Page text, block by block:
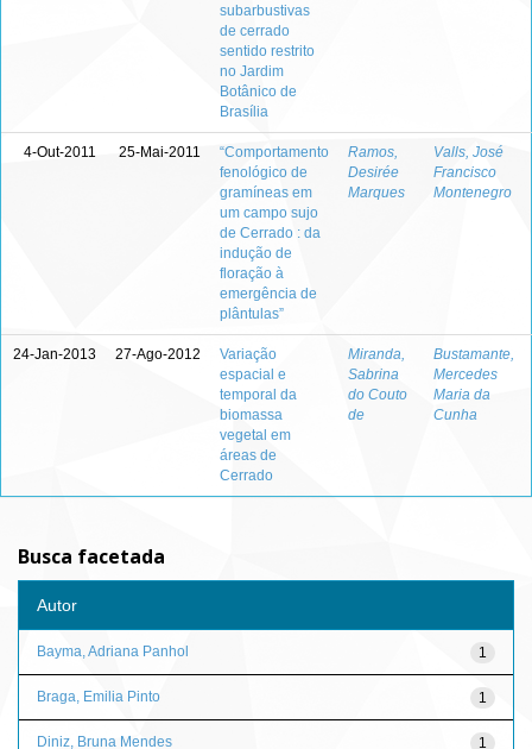
subarbustivas
de cerrado
sentido restrito
no Jardim
Botânico de
Brasília
4-Out-2011 25-Mai-2011
“Comportamento
fenológico de
gramíneas em
um campo sujo
de Cerrado : da
indução de
floração à
emergência de
plântulas”
Ramos,
Desirée
Marques
Valls, José
Francisco
Montenegro
24-Jan-2013 27-Ago-2012
Variação
espacial e
temporal da
biomassa
vegetal em
áreas de
Cerrado
Miranda,
Sabrina
do Couto
de
Bustamante,
Mercedes
Maria da
Cunha
Busca facetada
Autor
1
Bayma, Adriana Panhol
1
Braga, Emilia Pinto
1
Diniz, Bruna Mendes